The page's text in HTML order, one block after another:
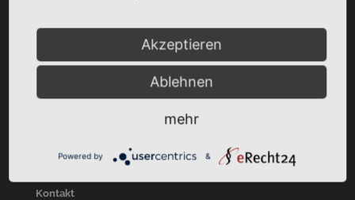
Über Uns
Partner
Kontakt
Akzeptieren
Ablehnen
mehr
Powered by &